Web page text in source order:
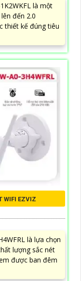
là một
đến 2.0
thiết kế đúng tiêu
WIFI EZVIZ
là lựa chọn
lượng sắc nét
được ban đêm